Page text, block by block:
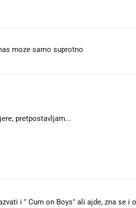
moze samo suprotno
pretpostavljam...
i " Cum on Boys" ali ajde, zna se i